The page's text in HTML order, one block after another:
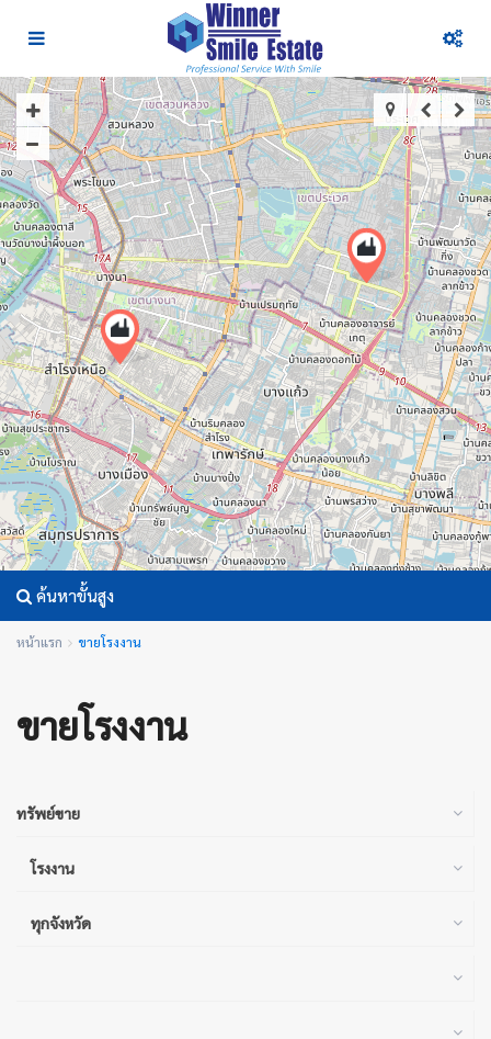
ค้นหาขั้นสูง
หน้าแรก ขายโรงงาน
ขายโรงงาน
ทรัพย์ขาย
โรงงาน
ทุกจังหวัด